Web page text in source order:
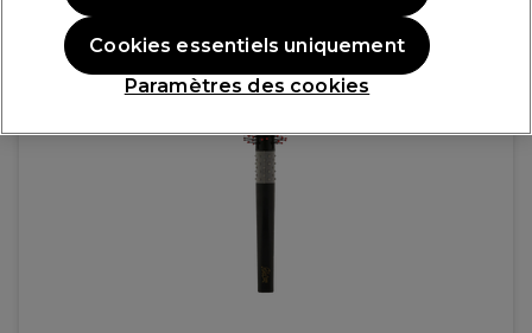
Paramètres des cookies
Cookies essentiels uniquement